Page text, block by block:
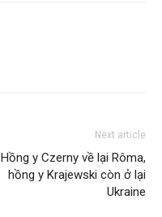
Next article
Hồng y Czerny về lại Rôma,
hồng y Krajewski còn ở lại
Ukraine